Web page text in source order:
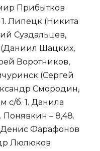
Прибытков
1. Липецк (Никита
Суздальцев,
(Даниил Шацких,
Воротников,
(Сергей
Смородин,
с/б. 1. Данила
Понявкин – 8,48.
Денис Фарафонов
Люлюков